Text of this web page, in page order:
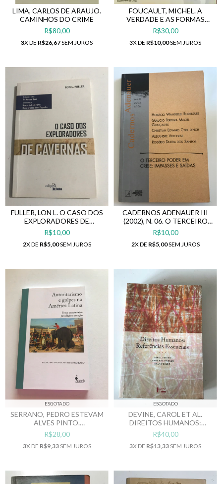
LIMA, CARLOS DE ARAUJO.
CAMINHOS DO CRIME
R$80,00
3X DE R$26,67SEM JUROS
FOUCAULT, MICHEL. A
VERDADE E AS FORMAS
JURÍDICAS
R$30,00
3X DE R$10,00SEM JUROS
FULLER, LON L. O CASO DOS
EXPLORADORES DE
CAVERNAS
R$10,00
2X DE R$5,00SEM JUROS
CADERNOS ADENAUER III
(2002), N. 06. O TERCEIRO
PODER EM CRISE: IMPASSES E
SAÍDAS
R$10,00
2X DE R$5,00SEM JUROS
ESGOTADO
SERRANO, PEDRO ESTEVAM
ALVES PINTO.
AUTORITARISMO E GOLPES
NA AMÉRICA LATINA: BREVE
ENSAIO SOBRE JURISDIÇÃO
R$28,00
3X DE R$9,33SEM JUROS
ESGOTADO
DEVINE, CAROL ET AL.
DIREITOS HUMANOS:
REFERÊNCIAS ESSENCIAIS
R$40,00
3X DE R$13,33 SEM JUROS